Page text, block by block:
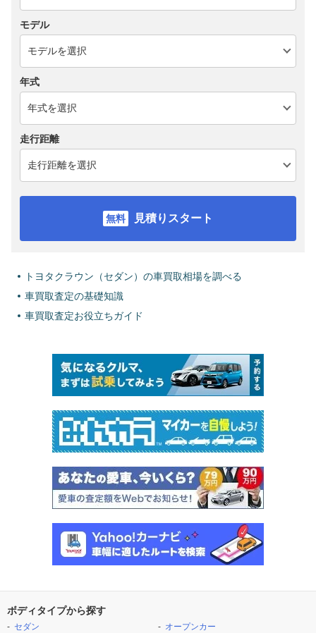
モデル
年式
走行距離
見積りスタート
トヨタクラウン（セダン）の車買取相場を調べる
車買取査定の基礎知識
車買取査定お役立ちガイド
ボディタイプから探す
セダン
オープンカー